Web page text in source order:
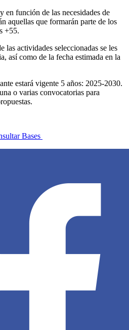
en función de las necesidades de
aquellas que formarán parte de los
+55.
las actividades seleccionadas se les
así como de la fecha estimada en la
estará vigente 5 años: 2025-2030.
o varias convocatorias para
Bases